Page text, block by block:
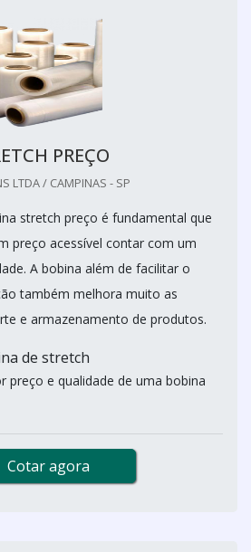
PREÇO
LTDA / CAMPINAS - SP
stretch preço é fundamental que
preço acessível contar com um
A bobina além de facilitar o
também melhora muito as
e armazenamento de produtos.
de stretch
preço e qualidade de uma bobina
Cotar agora